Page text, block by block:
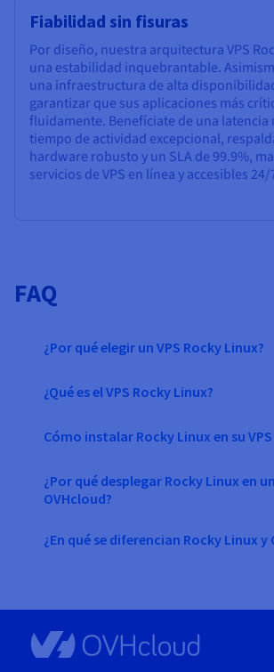
Fiabilidad sin fisuras
Por diseño, nuestra arquitectura VPS
una estabilidad inquebrantable.
una infraestructura de alta
garantizar que sus aplicaciones más
fluidamente. Benefíciate de una latencia
tiempo de actividad excepcional,
hardware robusto y un SLA de 99.9%,
servicios de VPS en línea y accesibles 24/
FAQ
¿Por qué elegir un VPS Rocky Linux?
¿Qué es el VPS Rocky Linux?
Cómo instalar Rocky Linux en su VPS
¿Por qué desplegar Rocky Linux en
OVHcloud?
¿En qué se diferencian Rocky Linux y